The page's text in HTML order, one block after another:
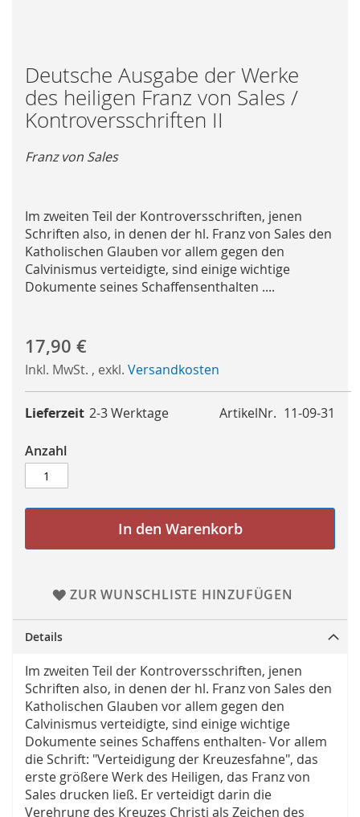
Skip
to
the
beginning
the
Deutsche Ausgabe der Werke
des heiligen Franz von Sales /
Kontroversschriften II
Franz von Sales
Im zweiten Teil der Kontroversschriften, jenen
Schriften also, in denen der hl. Franz von Sales den
Katholischen Glauben vor allem gegen den
Calvinismus verteidigte, sind einige wichtige
Dokumente seines Schaffensenthalten ....
17,90 €
Inkl. MwSt. , exkl. Versandkosten
ArtikelNr. 11-09-31
Lieferzeit 2-3 Werktage
Anzahl
In den Warenkorb
ZUR WUNSCHLISTE HINZUFÜGEN
Details
Im zweiten Teil der Kontroversschriften, jenen
Schriften also, in denen der hl. Franz von Sales den
Katholischen Glauben vor allem gegen den
Calvinismus verteidigte, sind einige wichtige
Dokumente seines Schaffens enthalten- Vor allem
die Schrift: "Verteidigung der Kreuzesfahne", das
erste größere Werk des Heiligen, das Franz von
Sales drucken ließ. Er verteidigt darin die
Verehrung des Kreuzes Christi als Zeichen des